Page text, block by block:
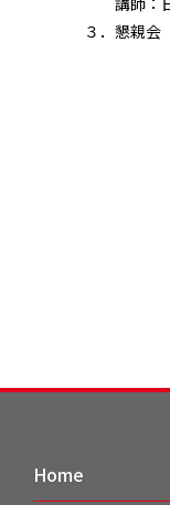
３．懇親会
Home